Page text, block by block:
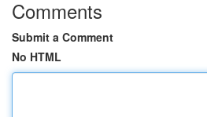
Comments
Submit a Comment
No HTML